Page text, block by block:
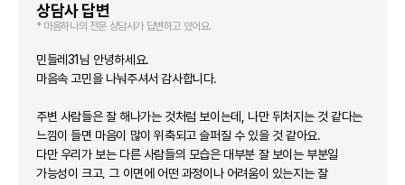
상담사 답변
* 마음하나의 전문 상담사가 답변하고 있어요.
민들레31님 안녕하세요.
마음속 고민을 나눠주셔서 감사합니다.
주변 사람들은 잘 해나가는 것처럼 보이는데, 나만 뒤처지는 것 같다는
느낌이 들면 마음이 많이 위축되고 슬퍼질 수 있을 것 같아요.
다만 우리가 보는 다른 사람들의 모습은 대부분 잘 보이는 부분일
가능성이 크고, 그 이면에 어떤 과정이나 어려움이 있는지는 잘